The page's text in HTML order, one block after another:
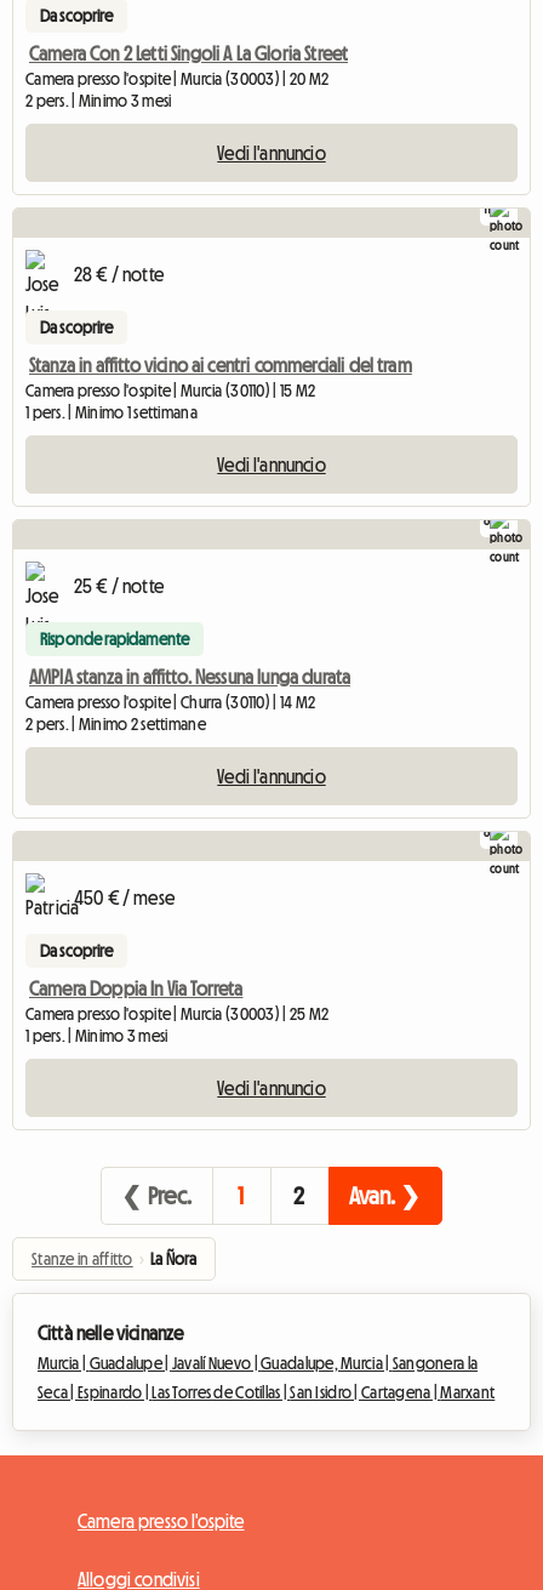
Da scoprire
Camera Con 2 Letti Singoli A La Gloria Street
Camera presso l'ospite | Murcia (30003) | 20 M2
2 pers. | Minimo 3 mesi
Vedi l'annuncio
11
28 € / notte
Da scoprire
Stanza in affitto vicino ai centri commerciali del tram
Camera presso l'ospite | Murcia (30110) | 15 M2
1 pers. | Minimo 1 settimana
Vedi l'annuncio
8
25 € / notte
Risponde rapidamente
AMPIA stanza in affitto. Nessuna lunga durata
Camera presso l'ospite | Churra (30110) | 14 M2
2 pers. | Minimo 2 settimane
Vedi l'annuncio
8
450 € / mese
Da scoprire
Camera Doppia In Via Torreta
Camera presso l'ospite | Murcia (30003) | 25 M2
1 pers. | Minimo 3 mesi
Vedi l'annuncio
❮ Prec. 1 2 Avan. ❯
Stanze in affitto › La Ñora
Città nelle vicinanze
Murcia | Guadalupe | Javalí Nuevo |Guadalupe, Murcia | Sangonera la
Seca |
Espinardo | Las Torres de Cotillas |San Isidro | Cartagena |Marxant
Camera presso l'ospite
Alloggi condivisi